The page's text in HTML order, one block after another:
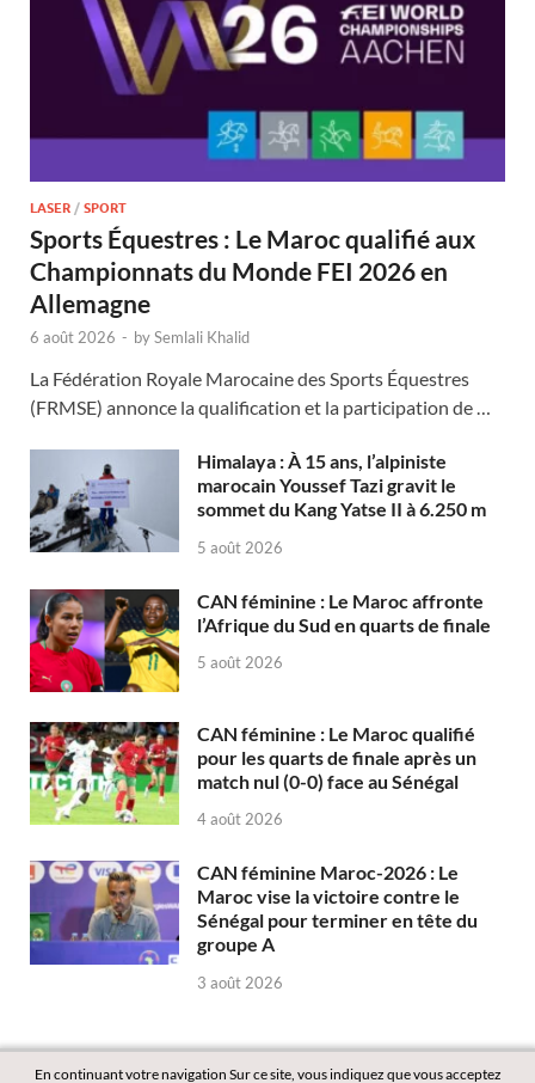
LASER / SPORT
Sports Équestres : Le Maroc qualifié aux
Championnats du Monde FEI 2026 en
Allemagne
6 août 2026 - bySemlali Khalid
La Fédération Royale Marocaine des Sports Équestres
(FRMSE) annonce la qualification et la participation de …
Himalaya : À 15 ans, l’alpiniste
marocain Youssef Tazi gravit le
sommet du Kang Yatse II à 6.250 m
5 août 2026
CAN féminine : Le Maroc affronte
l’Afrique du Sud en quarts de finale
5 août 2026
CAN féminine : Le Maroc qualifié
pour les quarts de finale après un
match nul (0-0) face au Sénégal
4 août 2026
CAN féminine Maroc-2026 : Le
Maroc vise la victoire contre le
Sénégal pour terminer en tête du
groupe A
3 août 2026
En continuant votre navigation Sur ce site, vous indiquez que vous acceptez